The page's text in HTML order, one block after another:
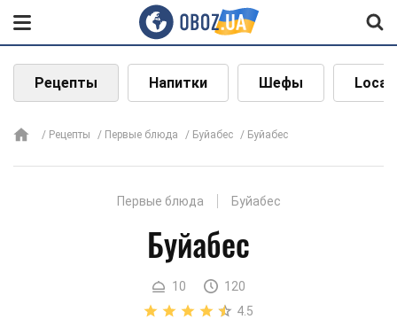
Рецепты Напитки Шефы Local
Рецепты Первые блюда Буйабес Буйабес
Первые блюда Буйабес
Буйабес
10
120
4.5